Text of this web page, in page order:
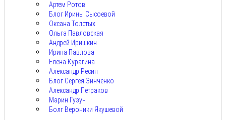
Артем Ротов
Блог Ирины Сысоевой
Оксана Толстых
Ольга Павловская
Андрей Иришкин
Ирина Павлова
Елена Курагина
Александр Ресин
Блог Сергея Зинченко
Александр Петраков
Марин Гузун
Болг Вероники Якушевой